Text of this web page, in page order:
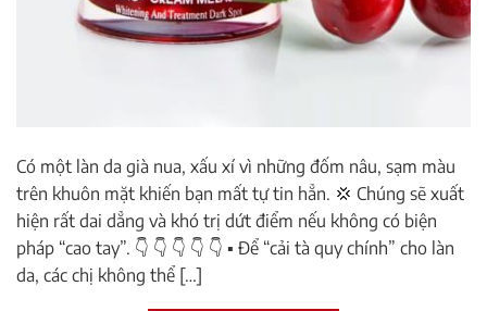
Có một làn da già nua, xấu xí vì những đốm nâu, sạm màu
trên khuôn mặt khiến bạn mất tự tin hẳn. 💢 Chúng sẽ xuất
hiện rất dai dẳng và khó trị dứt điểm nếu không có biện
pháp “cao tay”. 👇 👇 👇 👇 👇 ▪ Để “cải tà quy chính” cho làn
da, các chị không thể […]